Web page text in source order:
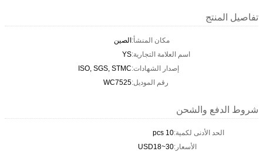
تفاصيل المنتج
مكان المنشأ:الصين
اسم العلامة التجارية:YS
إصدار الشهادات:ISO, SGS, STMC
رقم الموديل:WC7525
شروط الدفع والشحن
الحد الأدنى لكمية:10 pcs
الأسعار:USD18~30